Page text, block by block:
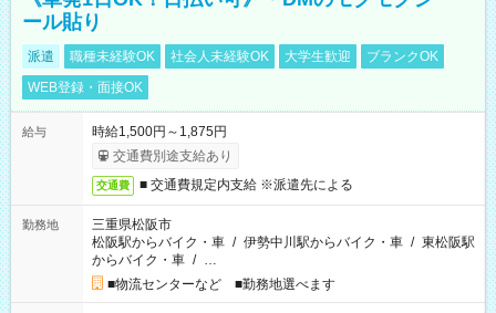
ール貼り
派遣 職種未経験OK 社会人未経験OK 大学生歓迎
ブランクOK
WEB登録・面接OK
給与
時給1,500円～1,875円
交通費別途支給あり
交通費 ■ 交通費規定内支給 ※派遣先による
勤務地
三重県松阪市
松阪駅からバイク・車 / 伊勢中川駅からバイク・車 / 東松阪駅
からバイク・車 / …
■物流センターなど ■勤務地選べます